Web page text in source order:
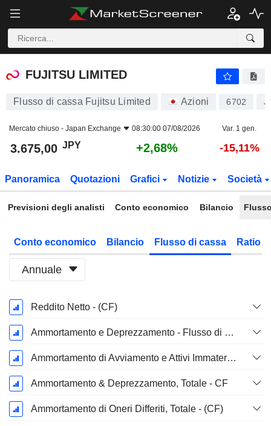
FUJITSU LIMITED
FUJITSU LIMITED
Flusso di cassa Fujitsu Limited Azioni 6702
Mercato chiuso - Japan Exchange 08:30:00 07/08/2026 Var. 1 gen.
3.675,00 JPY +2,68% -15,11%
Panoramica Quotazioni Grafici Notizie Società
Previsioni degli analisti Conto economico Bilancio
Conto economico Bilancio Flusso di cassa Ratio
Annuale
Periodo
Fiscale:
Marzo
Reddito Netto - (CF)
Ammortamento e Deprezzamento - Flusso di Cassa
Ammortamento di Avviamento e Attivi Immateriale - (CF) - (Specifico del Modello)
Ammortamento & Deprezzamento, Totale - CF
Ammortamento di Oneri Differiti, Totale - (CF)